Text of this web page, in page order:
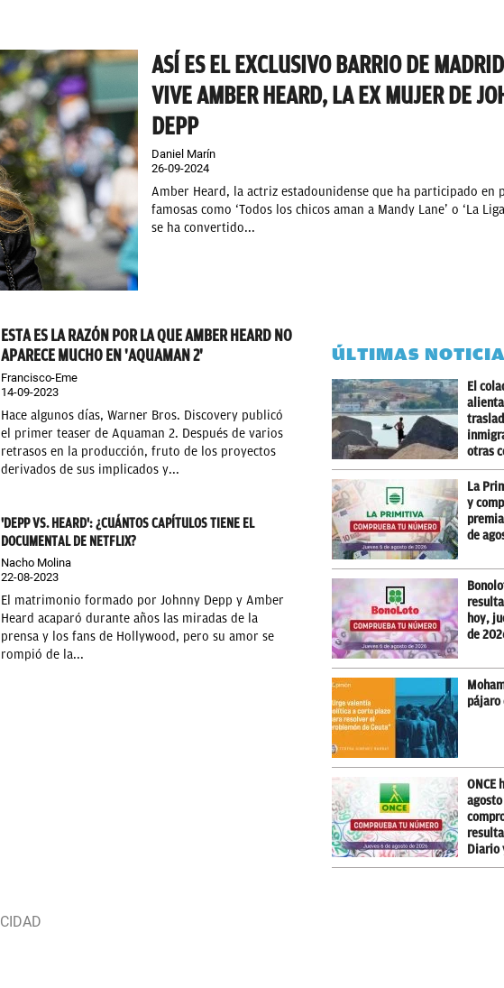
ASÍ ES EL EXCLUSIVO BARRIO DE
VIVE AMBER HEARD, LA EX MUJER DE
DEPP
Daniel Marín
26-09-2024
Amber Heard, la actriz estadounidense que ha participado en
famosas como ‘Todos los chicos aman a Mandy Lane’ o ‘La
se ha convertido...
ESTA ES LA RAZÓN POR LA QUE AMBER HEARD NO
APARECE MUCHO EN 'AQUAMAN 2'
Francisco-Eme
14-09-2023
Hace algunos días, Warner Bros. Discovery publicó
el primer teaser de Aquaman 2. Después de varios
retrasos en la producción, fruto de los proyectos
derivados de sus implicados y...
'DEPP VS. HEARD': ¿CUÁNTOS CAPÍTULOS TIENE EL
DOCUMENTAL DE NETFLIX?
Nacho Molina
22-08-2023
El matrimonio formado por Johnny Depp y Amber
Heard acaparó durante años las miradas de la
prensa y los fans de Hollywood, pero su amor se
rompió de la...
ÚLTIMAS
El
otras
La
y
de
hoy,
de
pájaro
ONCE
Diario